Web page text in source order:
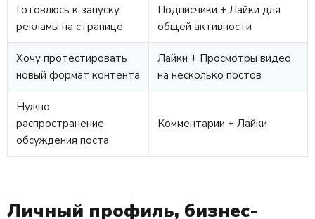
Готовлюсь к запуску
рекламы на странице
Подписчики + Лайки для
общей активности
Хочу протестировать
новый формат контента
Лайки + Просмотры видео
на несколько постов
Нужно
распространение
обсуждения поста
Комментарии + Лайки
Личный профиль, бизнес-